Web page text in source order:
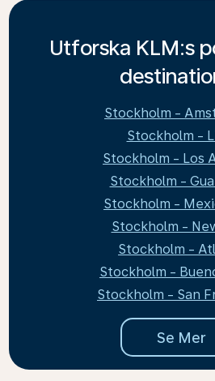
Utforska KLM:s
Stockholm -
Stockholm -
Stockholm - Los
Stockholm -
Stockholm -
Stockholm -
Stockholm -
Stockholm -
Stockholm - San
Se Mer